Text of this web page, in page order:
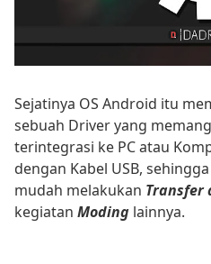
Sejatinya OS Android itu
sebuah Driver yang
terintegrasi ke PC atau
dengan Kabel USB,
mudah melakukan Transfer
kegiatan Moding lainnya.